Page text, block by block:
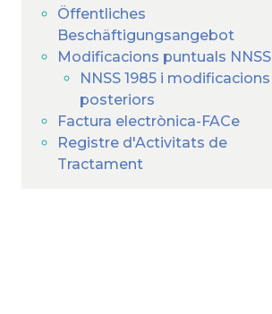
Öffentliches
Beschäftigungsangebot
Modificacions puntuals NNSS
NNSS 1985 i modificacions
posteriors
Factura electrònica-FACe
Registre d'Activitats de
Tractament